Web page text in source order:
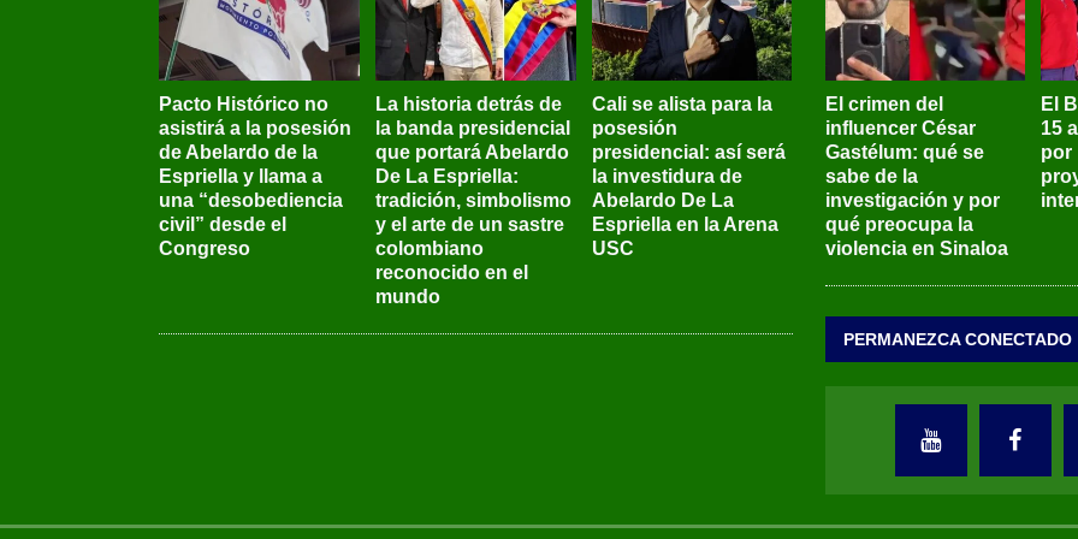
Pacto Histórico no
asistirá a la posesión
de Abelardo de la
Espriella y llama a
una “desobediencia
civil” desde el
Congreso
La historia detrás de
la banda presidencial
que portará Abelardo
De La Espriella:
tradición, simbolismo
y el arte de un sastre
colombiano
reconocido en el
mundo
Cali se alista para la
posesión
presidencial: así será
la investidura de
Abelardo De La
Espriella en la Arena
USC
El crimen del
influencer César
Gastélum: qué se
sabe de la
investigación y por
qué preocupa la
violencia en Sinaloa
El
15
por
PERMANEZCA CONECTADO